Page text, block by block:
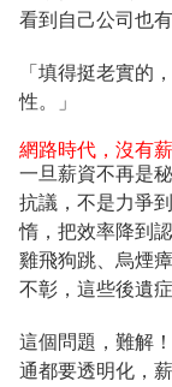
看到自己公司也
「填得挺老實的
性。」
網路時代，沒有
一旦薪資不再是
抗議，不是力爭
惰，把效率降到
雞飛狗跳、烏煙
不彰，這些後遺
這個問題，難解
通都要透明化，